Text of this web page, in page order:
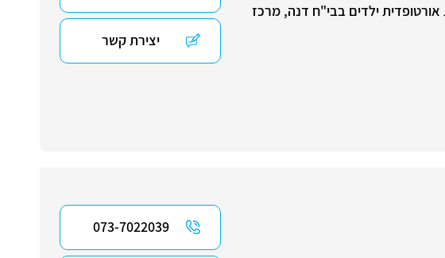
ילדים בבי"ח דנה, מרכז
יצירת קשר
073-7022039